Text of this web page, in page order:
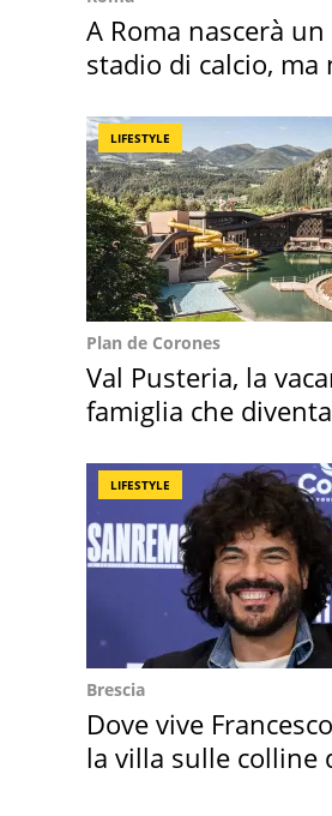
A Roma nascerà
stadio di calcio, ma
LIFESTYLE
Plan de Corones
Val Pusteria, la
famiglia che
LIFESTYLE
Brescia
Dove vive
la villa sulle colline